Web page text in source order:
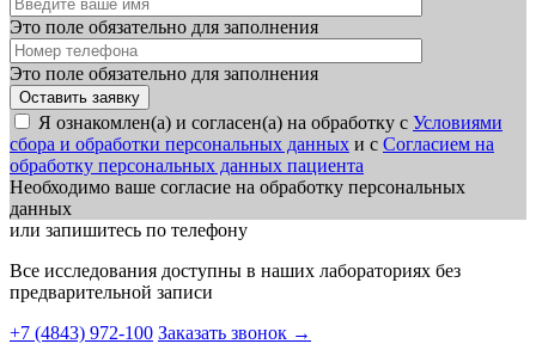
Это поле обязательно для заполнения
Это поле обязательно для заполнения
Я ознакомлен(а) и согласен(а) на обработку с Условиями
сбора и обработки персональных данных и с Согласием на
обработку персональных данных пациента
Необходимо ваше согласие на обработку персональных
данных
или запишитесь по телефону
Все исследования доступны в наших лабораториях без
предварительной записи
+7 (4843) 972-100 Заказать звонок →